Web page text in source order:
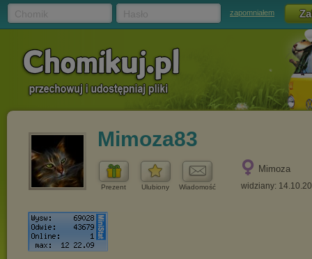
zapomniałem
Mimoza83
Prezent Ulubiony Wiadomość
Mimoza
widziany: